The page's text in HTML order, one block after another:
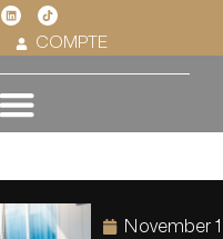
COMPTE
November